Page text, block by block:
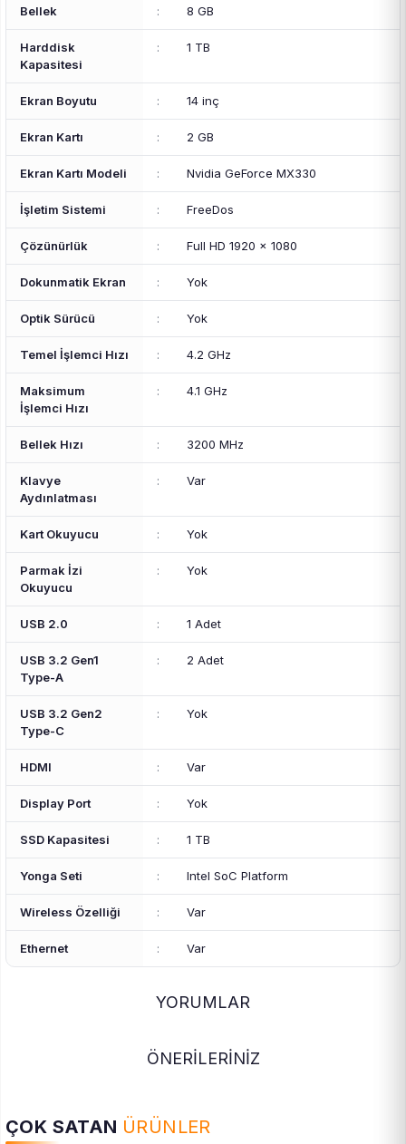
Bellek : 8 GB
Harddisk
Kapasitesi
: 1 TB
Ekran Boyutu : 14 inç
Ekran Kartı : 2 GB
Ekran Kartı Modeli : Nvidia GeForce MX330
İşletim Sistemi : FreeDos
Çözünürlük : Full HD 1920 x 1080
Dokunmatik Ekran : Yok
Optik Sürücü : Yok
Temel İşlemci Hızı : 4.2 GHz
Maksimum
İşlemci Hızı
: 4.1 GHz
Bellek Hızı : 3200 MHz
Klavye
Aydınlatması
: Var
Kart Okuyucu : Yok
Parmak İzi
Okuyucu
: Yok
USB 2.0 : 1 Adet
USB 3.2 Gen1
Type-A
: 2 Adet
USB 3.2 Gen2
Type-C
: Yok
HDMI : Var
Display Port : Yok
SSD Kapasitesi : 1 TB
Yonga Seti : Intel SoC Platform
Wireless Özelliği : Var
Ethernet : Var
YORUMLAR
ÖNERİLERİNİZ
ÇOK SATAN ÜRÜNLER